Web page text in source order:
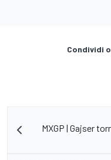
Condividi
MXGP | Gajser